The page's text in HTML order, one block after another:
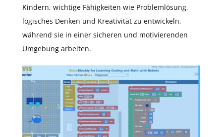
Kindern, wichtige Fähigkeiten wie Problemlösung,
logisches Denken und Kreativität zu entwickeln,
während sie in einer sicheren und motivierenden
Umgebung arbeiten.